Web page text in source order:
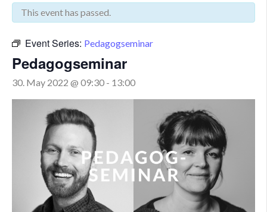
This event has passed.
Event Series: Pedagogseminar
Pedagogseminar
30. May 2022 @ 09:30 - 13:00